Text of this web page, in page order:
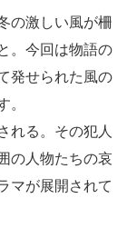
の激しい風が柵
。今回は物語の
発せられた風の
。
れる。その犯人
の人物たちの哀
マが展開されて